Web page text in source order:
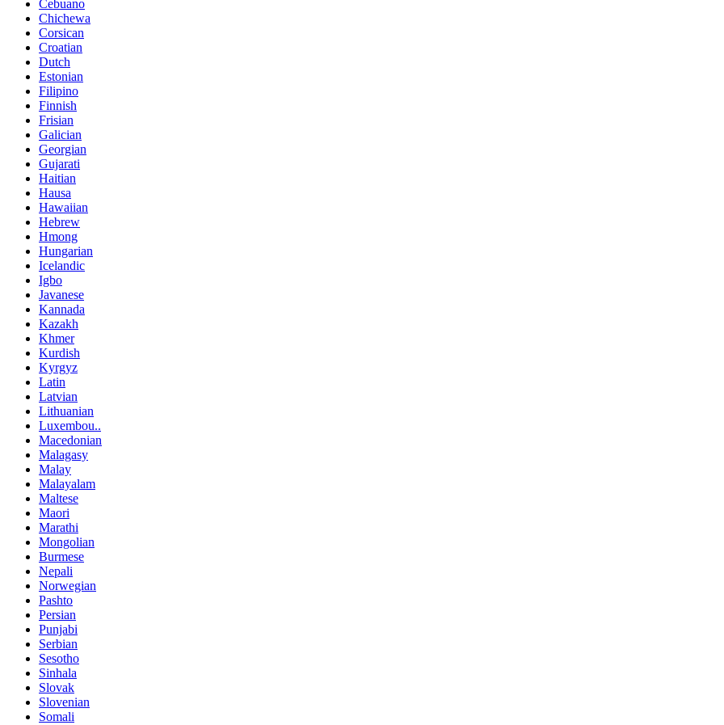
Cebuano
Chichewa
Corsican
Croatian
Dutch
Estonian
Filipino
Finnish
Frisian
Galician
Georgian
Gujarati
Haitian
Hausa
Hawaiian
Hebrew
Hmong
Hungarian
Icelandic
Igbo
Javanese
Kannada
Kazakh
Khmer
Kurdish
Kyrgyz
Latin
Latvian
Lithuanian
Luxembou..
Macedonian
Malagasy
Malay
Malayalam
Maltese
Maori
Marathi
Mongolian
Burmese
Nepali
Norwegian
Pashto
Persian
Punjabi
Serbian
Sesotho
Sinhala
Slovak
Slovenian
Somali